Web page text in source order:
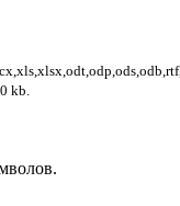
kb.